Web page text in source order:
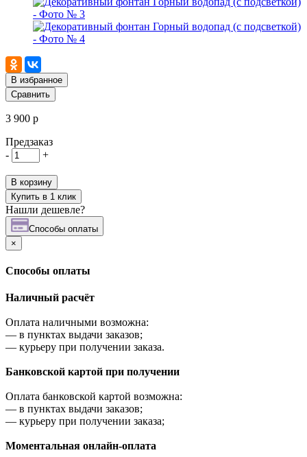
В избранное
Сравнить
3 900 р
Предзаказ
-
+
В корзину
Купить в 1 клик
Нашли дешевле?
Cпособы оплаты
×
Cпособы оплаты
Наличный расчёт
Оплата наличными возможна:
— в пунктах выдачи заказов;
— курьеру при получении заказа.
Банковской картой при получении
Оплата банковской картой возможна:
— в пунктах выдачи заказов;
— курьеру при получении заказа;
Моментальная онлайн-оплата